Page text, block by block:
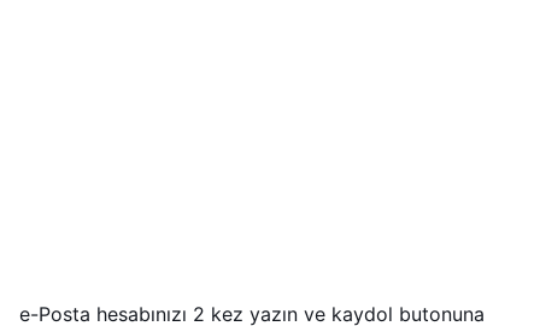
e-Posta hesabınızı 2 kez yazın ve kaydol butonuna